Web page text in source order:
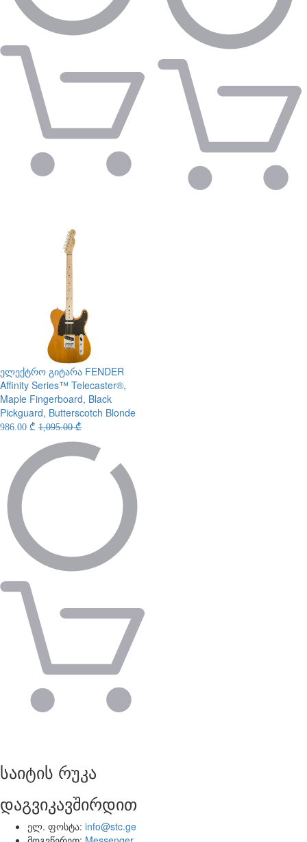
ელექტრო გიტარა FENDER
Affinity Series™ Telecaster®,
Maple Fingerboard, Black
Pickguard, Butterscotch Blonde
986.00 ₾ 1,095.00 ₾
საიტის რუკა
დაგვიკავშირდით
ელ. ფოსტა: info@stc.ge